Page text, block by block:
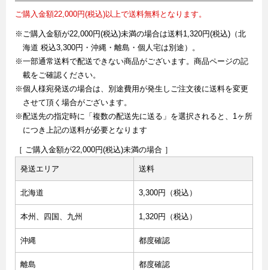
ご購入金額22,000円(税込)以上で送料無料となります。
※ご購入金額が22,000円(税込)未満の場合は送料1,320円(税込)（北
海道 税込3,300円・沖縄・離島・個人宅は別途）。
※一部通常送料で配送できない商品がございます。商品ページの記
載をご確認ください。
※個人様宛発送の場合は、別途費用が発生しご注文後に送料を変更
させて頂く場合がございます。
※配送先の指定時に「複数の配送先に送る」を選択されると、1ヶ所
につき上記の送料が必要となります
［ ご購入金額が22,000円(税込)未満の場合 ］
発送エリア 送料
北海道 3,300円（税込）
本州、四国、九州 1,320円（税込）
沖縄 都度確認
離島 都度確認